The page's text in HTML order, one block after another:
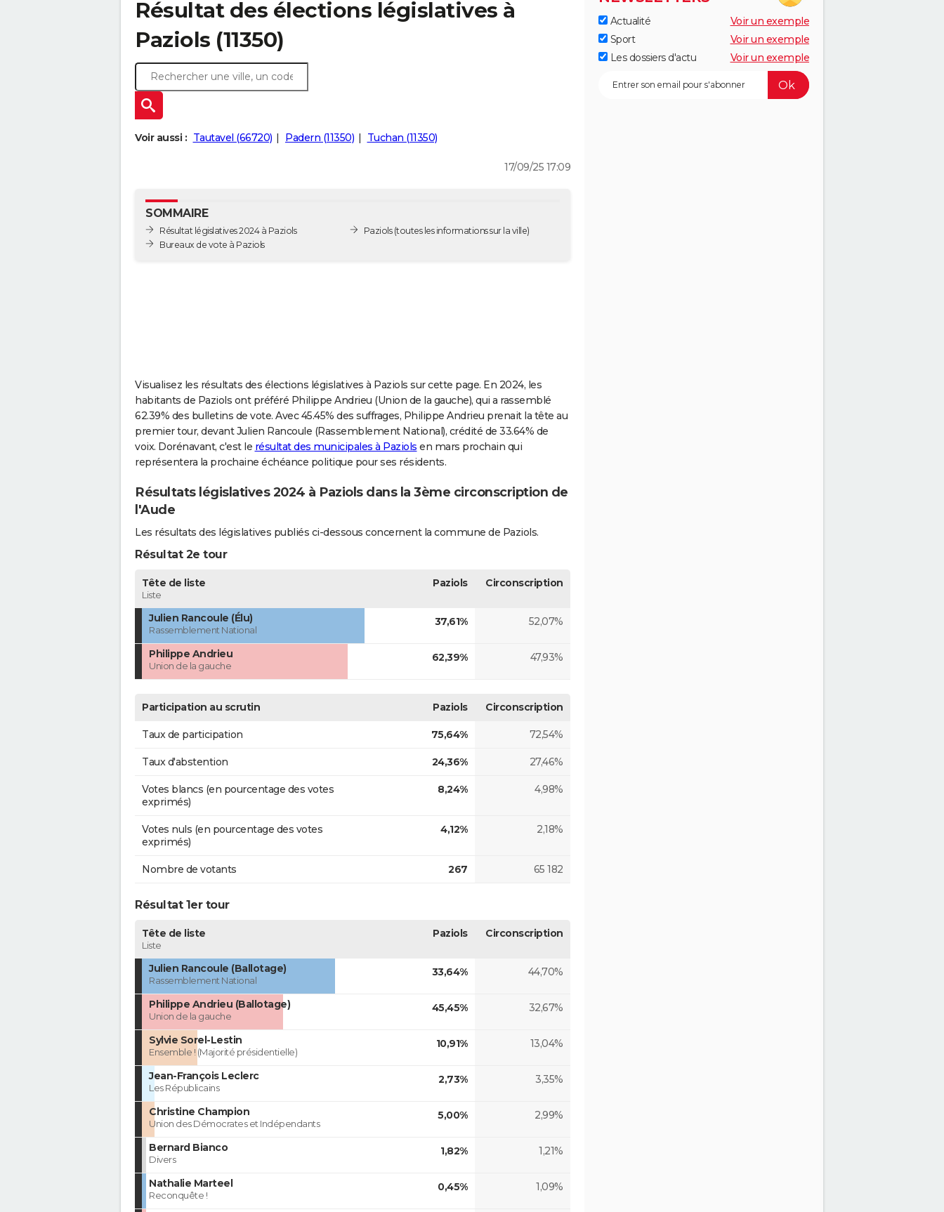
Résultat des élections législatives à
Paziols (11350)
Voir aussi : Tautavel (66720) Padern (11350) Tuchan (11350)
17/09/25 17:09
SOMMAIRE
Résultat législatives 2024 à Paziols
Bureaux de vote à Paziols
Paziols(toutes les informations sur la ville)
Visualisez les résultats des élections législatives à Paziols sur cette page. En 2024, les
habitants de Paziols ont préféré Philippe Andrieu (Union de la gauche), qui a rassemblé
62.39% des bulletins de vote. Avec 45.45% des suffrages, Philippe Andrieu prenait la tête au
premier tour, devant Julien Rancoule (Rassemblement National), crédité de 33.64% de
voix. Dorénavant, c'est le résultat des municipales à Paziols en mars prochain qui
représentera la prochaine échéance politique pour ses résidents.
Résultats législatives 2024 à Paziols dans la 3ème circonscription de
l'Aude
Les résultats des législatives publiés ci-dessous concernent la commune de Paziols.
Résultat 2e tour
Tête de liste
Liste
Paziols Circonscription
Julien Rancoule (Élu)
Rassemblement National
37,61% 52,07%
Philippe Andrieu
Union de la gauche
62,39% 47,93%
Participation au scrutin Paziols Circonscription
Taux de participation 75,64% 72,54%
Taux d'abstention 24,36% 27,46%
Votes blancs (en pourcentage des votes
exprimés)
8,24% 4,98%
Votes nuls (en pourcentage des votes
exprimés)
4,12% 2,18%
Nombre de votants 267 65 182
Résultat 1er tour
Tête de liste
Liste
Paziols Circonscription
Julien Rancoule (Ballotage)
Rassemblement National
33,64% 44,70%
Philippe Andrieu (Ballotage)
Union de la gauche
45,45% 32,67%
Sylvie Sorel-Lestin
Ensemble ! (Majorité présidentielle)
10,91% 13,04%
Jean-François Leclerc
Les Républicains
2,73% 3,35%
Christine Champion
Union des Démocrates et Indépendants
5,00% 2,99%
Bernard Bianco
Divers
1,82% 1,21%
Nathalie Marteel
Reconquête !
0,45% 1,09%
Actualité
Voir un exemple
Sport
Voir un exemple
Les dossiers d'actu
Voir un exemple